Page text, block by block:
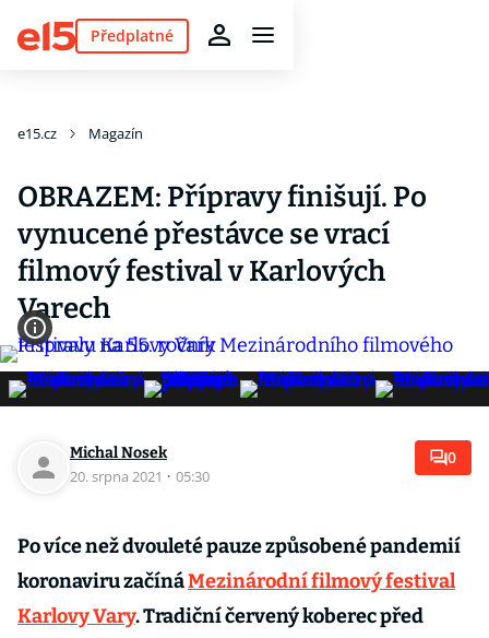
Předplatné
e15.cz Magazín
OBRAZEM: Přípravy finišují. Po
vynucené přestávce se vrací
filmový festival v Karlových
Varech
Michal Nosek
20. srpna 2021 · 05:30
0
Po více než dvouleté pauze způsobené pandemií
koronaviru začínáMezinárodní filmový festival
Karlovy Vary. Tradiční červený koberec před